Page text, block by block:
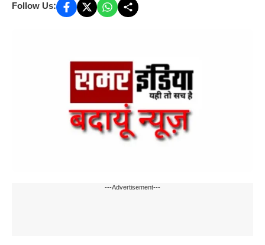
Follow Us:
---Advertisement---